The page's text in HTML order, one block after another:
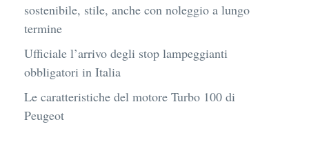
sostenibile, stile, anche con noleggio a lungo
termine
Ufficiale l’arrivo degli stop lampeggianti
obbligatori in Italia
Le caratteristiche del motore Turbo 100 di
Peugeot